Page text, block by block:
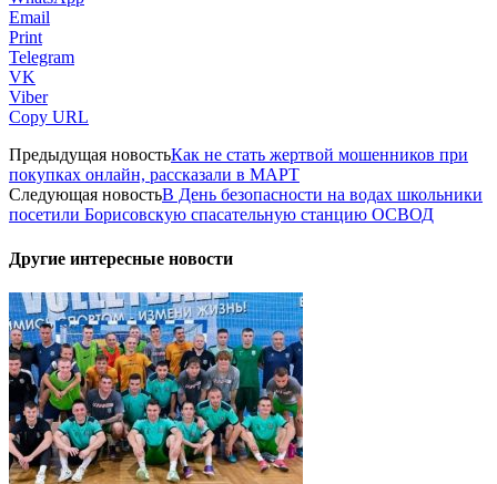
Email
Print
Telegram
VK
Viber
Copy URL
Предыдущая новостьКак не стать жертвой мошенников при
покупках онлайн, рассказали в МАРТ
Следующая новостьВ День безопасности на водах школьники
посетили Борисовскую спасательную станцию ОСВОД
Другие интересные новости